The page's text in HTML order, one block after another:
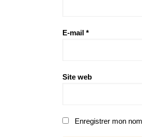
E-mail *
Site web
Enregistrer mon